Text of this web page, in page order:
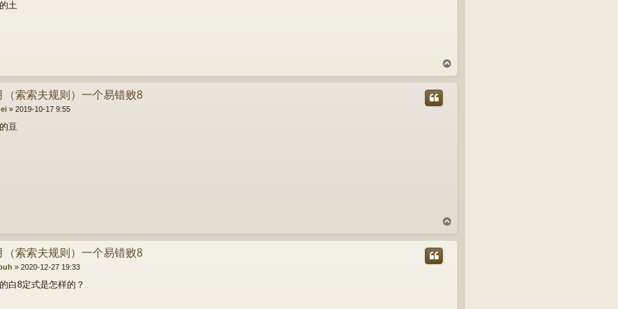
土
o
p
（索索夫规则）一个易错败8
» 2019-10-17 9:55
豆
p
（索索夫规则）一个易错败8
» 2020-12-27 19:33
白8定式是怎样的？